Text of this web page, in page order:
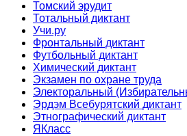
Томский эрудит
Тотальный диктант
Учи.ру
Фронтальный диктант
Футбольный диктант
Химический диктант
Экзамен по охране труда
Электоральный
Эрдэм Всебурятский диктант
Этнографический диктант
ЯКласс